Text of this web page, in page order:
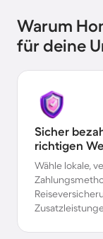
Warum
für deine
Sicher
richtigen
Wähle lokale,